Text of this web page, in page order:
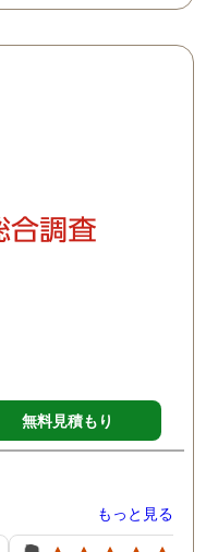
りました。 次回も是非
しろ最初の相談の段階が
無料見積もり
もっと見る